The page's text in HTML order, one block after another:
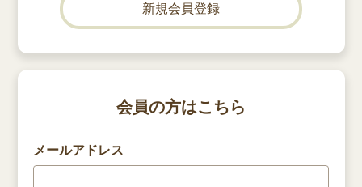
新規会員登録
会員の方はこちら
メールアドレス